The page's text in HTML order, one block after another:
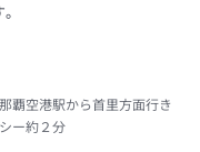
覇空港駅から首里方面行き
ー約２分